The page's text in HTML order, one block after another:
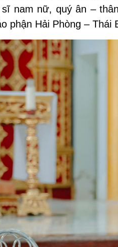
nam nữ, quý ân –
phận Hải Phòng –